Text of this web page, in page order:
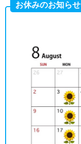
お休みのお知らせ